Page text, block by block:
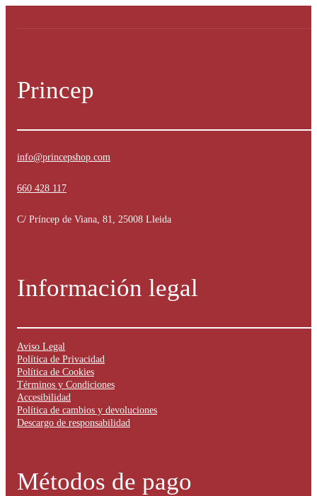
Princep
info@princepshop.com
660 428 117
C/ Príncep de Viana, 81, 25008 Lleida
Información legal
Aviso Legal
Política de Privacidad
Política de Cookies
Términos y Condiciones
Accesibilidad
Política de cambios y devoluciones
Descargo de responsabilidad
Métodos de pago